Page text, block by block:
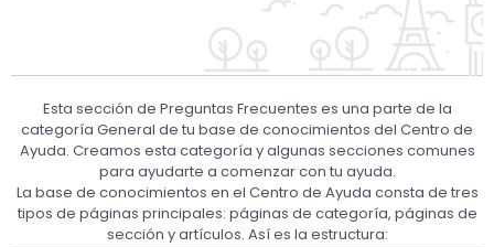
Esta sección de Preguntas Frecuentes es una parte de la
categoría General de tu base de conocimientos del Centro de
Ayuda. Creamos esta categoría y algunas secciones comunes
para ayudarte a comenzar con tu ayuda.
La base de conocimientos en el Centro de Ayuda consta de tres
tipos de páginas principales: páginas de categoría, páginas de
sección y artículos. Así es la estructura: